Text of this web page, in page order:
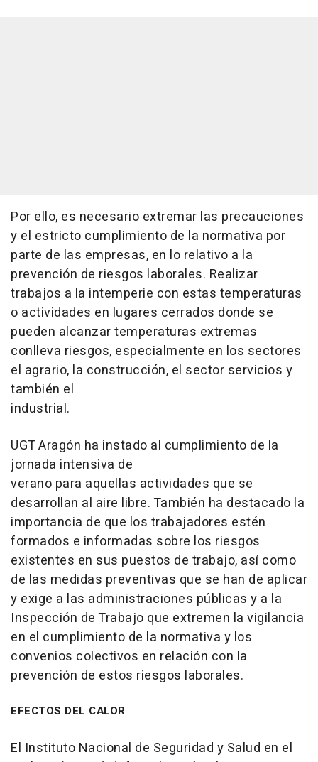
Por ello, es necesario extremar las precauciones
y el estricto cumplimiento de la normativa por
parte de las empresas, en lo relativo a la
prevención de riesgos laborales. Realizar
trabajos a la intemperie con estas temperaturas
o actividades en lugares cerrados donde se
pueden alcanzar temperaturas extremas
conlleva riesgos, especialmente en los sectores
el agrario, la construcción, el sector servicios y
también el
industrial.
UGT Aragón ha instado al cumplimiento de la
jornada intensiva de
verano para aquellas actividades que se
desarrollan al aire libre. También ha destacado la
importancia de que los trabajadores estén
formados e informadas sobre los riesgos
existentes en sus puestos de trabajo, así como
de las medidas preventivas que se han de aplicar
y exige a las administraciones públicas y a la
Inspección de Trabajo que extremen la vigilancia
en el cumplimiento de la normativa y los
convenios colectivos en relación con la
prevención de estos riesgos laborales.
EFECTOS DEL CALOR
El Instituto Nacional de Seguridad y Salud en el